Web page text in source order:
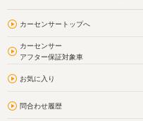
カーセンサートップへ
カーセンサー
アフター保証対象車
お気に入り
問合わせ履歴